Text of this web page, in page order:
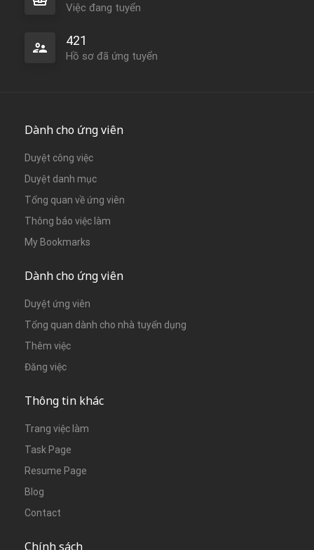
Việc đang tuyển
421
Hồ sơ đã ứng tuyển
Dành cho ứng viên
Duyệt công việc
Duyệt danh mục
Tổng quan về ứng viên
Thông báo việc làm
My Bookmarks
Dành cho ứng viên
Duyệt ứng viên
Tổng quan dành cho nhà tuyển dụng
Thêm việc
Đăng việc
Thông tin khác
Trang việc làm
Task Page
Resume Page
Blog
Contact
Chính sách